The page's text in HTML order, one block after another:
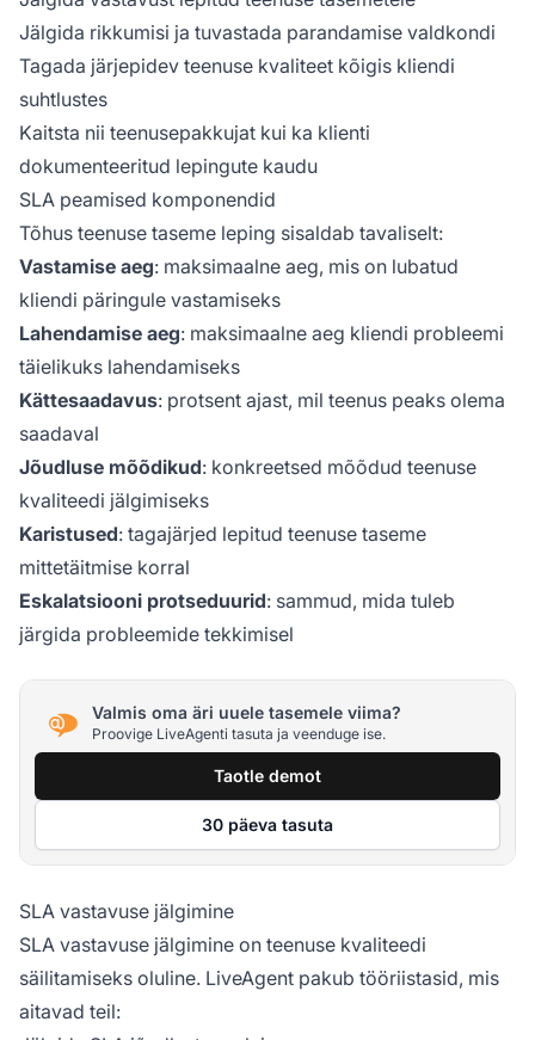
Jälgida rikkumisi ja tuvastada parandamise valdkondi
Tagada järjepidev teenuse kvaliteet kõigis kliendi
suhtlustes
Kaitsta nii teenusepakkujat kui ka klienti
dokumenteeritud lepingute kaudu
SLA peamised komponendid
Tõhus teenuse taseme leping sisaldab tavaliselt:
Vastamise aeg: maksimaalne aeg, mis on lubatud
kliendi päringule vastamiseks
Lahendamise aeg: maksimaalne aeg kliendi probleemi
täielikuks lahendamiseks
Kättesaadavus: protsent ajast, mil teenus peaks olema
saadaval
Jõudluse mõõdikud: konkreetsed mõõdud teenuse
kvaliteedi jälgimiseks
Karistused: tagajärjed lepitud teenuse taseme
mittetäitmise korral
Eskalatsiooni protseduurid: sammud, mida tuleb
järgida probleemide tekkimisel
Valmis oma äri uuele tasemele viima?
Proovige LiveAgenti tasuta ja veenduge ise.
Taotle demot
30 päeva tasuta
SLA vastavuse jälgimine
SLA vastavuse jälgimine on teenuse kvaliteedi
säilitamiseks oluline. LiveAgent pakub tööriistasid, mis
aitavad teil: